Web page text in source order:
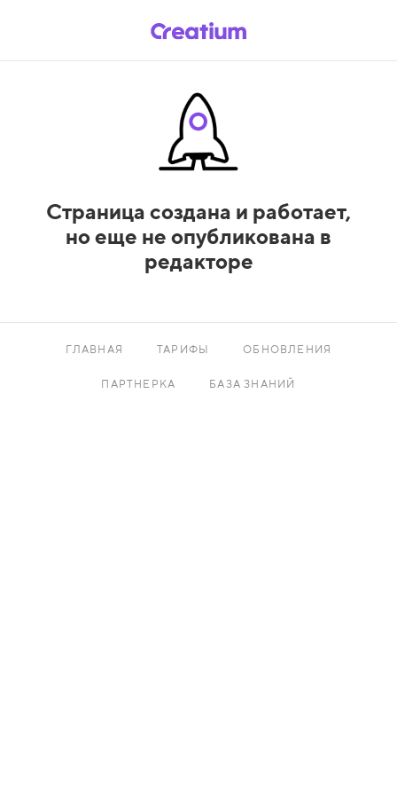
Страница создана и работает,
но еще не опубликована в
редакторе
ГЛАВНАЯ ТАРИФЫ ОБНОВЛЕНИЯ
ПАРТНЕРКА БАЗА ЗНАНИЙ